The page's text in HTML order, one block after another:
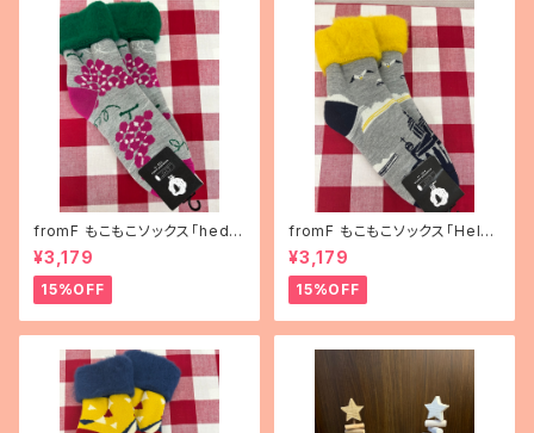
fromF もこもこソックス「hedel
mä（果物）」
¥3,179
15%OFF
fromF もこもこソックス「Helsi
nki（ヘルシンキ）」
¥3,179
15%OFF